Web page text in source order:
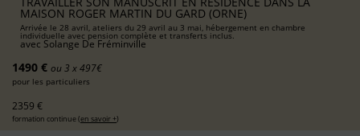
MAISON ROGER MARTIN DU GARD (ORNE)
Arrivée le 28 avril, ateliers du 29 avril au 3 mai, hébergement en chambre
individuelle avec pension complète et transferts inclus.
avec Solange De Fréminville
1490 € ou 3 x 497€
pour les particuliers
2359 €
formation continue (en savoir +)